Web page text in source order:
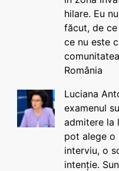
hilare. Eu
făcut, de
ce nu este
România
Luciana
examenul
admitere la
pot alege o
interviu, o
intenție.